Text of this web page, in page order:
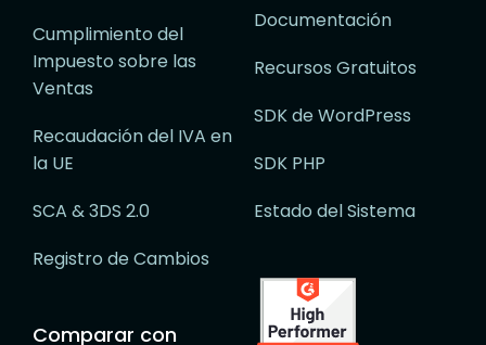
Cumplimiento del
Impuesto sobre las
Ventas
Recaudación del IVA en
la UE
SCA & 3DS 2.0
Registro de Cambios
Comparar con
Documentación
Recursos Gratuitos
SDK de WordPress
SDK PHP
Estado del Sistema